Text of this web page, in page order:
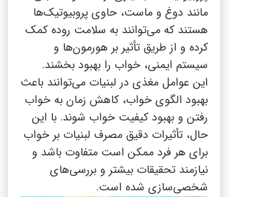
مانند دوغ و ماست، حاوی پروبیوتیک‌ها
هستند که می‌توانند به سلامت روده کمک
کرده و از طریق تأثیر بر هورمون‌ها و
سیستم ایمنی، خواب را بهبود بخشند.
این عوامل مغذی در لبنیات می‌توانند باعث
بهبود الگوی خواب، کاهش زمان به خواب
رفتن و بهبود کیفیت خواب شوند. با این
حال، تأثیرات دقیق مصرف لبنیات بر خواب
برای هر فرد ممکن است متفاوت باشد و
نیازمند تحقیقات بیشتر و بررسی‌های
شخصی‌سازی شده است.